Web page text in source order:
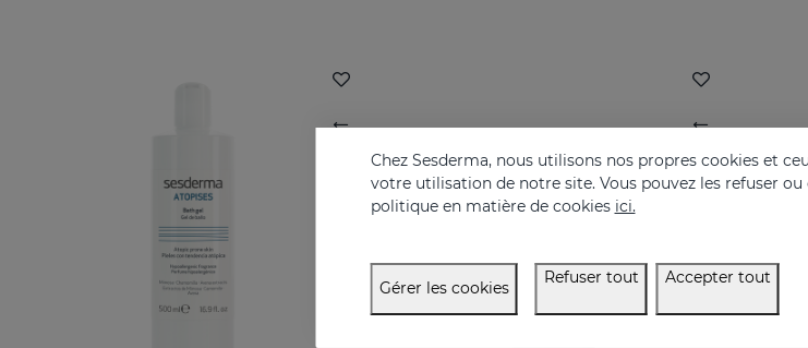
Chez Sesderma, nous utilisons nos propres cookies et
votre utilisation de notre site. Vous pouvez les refuser
politique en matière de cookies ici.
Gérer les cookies
Refuser tout Accepter tout